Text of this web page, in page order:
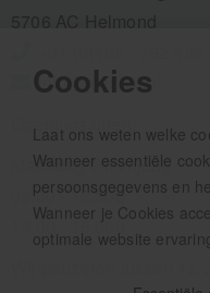
Cookies
Laat ons weten welke
Wanneer essentiële
persoonsgegevens en
Wanneer je Cookies
optimale website
info@medivit.nl
Maandag t/m vrijdag
08.00 - 12.30u
13.00 - 16.00u
Wij pauzeren tussen